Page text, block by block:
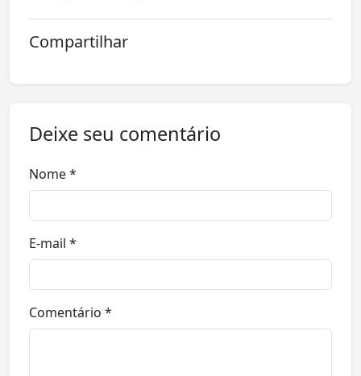
Compartilhar
Deixe seu comentário
Nome *
E-mail *
Comentário *